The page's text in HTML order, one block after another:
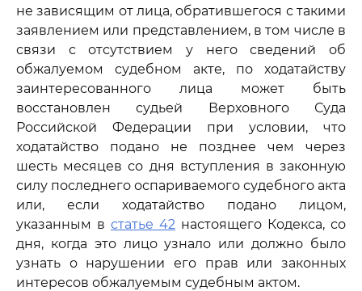
не зависящим от лица, обратившегося с такими
заявлением или представлением, в том числе в
связи с отсутствием у него сведений об
обжалуемом судебном акте, по ходатайству
заинтересованного лица может быть
восстановлен судьей Верховного Суда
Российской Федерации при условии, что
ходатайство подано не позднее чем через
шесть месяцев со дня вступления в законную
силу последнего оспариваемого судебного акта
или, если ходатайство подано лицом,
указанным в статье 42 настоящего Кодекса, со
дня, когда это лицо узнало или должно было
узнать о нарушении его прав или законных
интересов обжалуемым судебным актом.